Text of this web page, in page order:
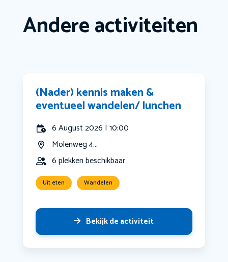
Andere activiteiten
(Nader) kennis maken &
eventueel wandelen/ lunchen
6 August 2026 | 10:00
Molenweg 4...
6 plekken beschikbaar
Uit eten Wandelen
Bekijk de activiteit